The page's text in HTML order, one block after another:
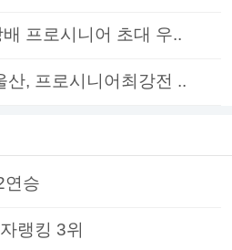
프로시니어 초대 우..
산, 프로시니어최강전 ..
연승
랭킹 3위